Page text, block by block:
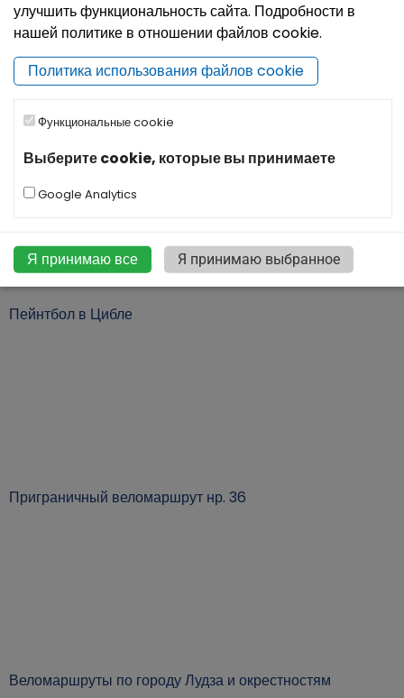
Прогулочные тропы в Лудзенском крае
Пейнтбол в Цибле
Приграничный веломаршрут нр. 36
Веломаршруты по городу Лудза и окрестностям
улучшить функциональность сайта. Подробности в
нашей политике в отношении файлов cookie.
Политика использования файлов cookie
Функциональные cookie
Выберите cookie, которые вы принимаете
Google Analytics
Я принимаю все Я принимаю выбранное